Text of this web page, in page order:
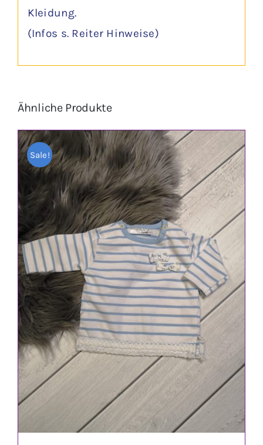
Kleidung.
(Infos s. Reiter Hinweise)
Ähnliche Produkte
Sale!